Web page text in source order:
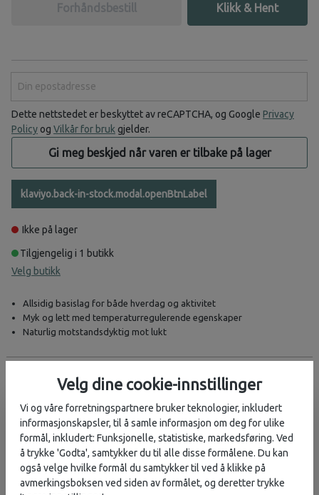
Forhåndsbestill Klikk & Hent
Dette nettstedet er beskyttet av reCAPTCHA, og Google Privacy
Policy og Vilkår for bruk gjelder.
Gi meg beskjed når varen er tilbake på lager
klaviyo.back-in-stock.modal.openBtnLabel
Ikke på lager
Tilgjengelig i 1 butikk
Velg butikk
Allsidig basislag for både hverdag og aktivitet
Myk og lett med temperaturregulerende egenskaper
Naturlig motstandsdyktig mot lukt
Beskrivelse
Longsleeve i 100% merinoull for herre.
En klassisk og allsidiglangermet T-skjorte i 100 % merinoull,
perfekt som basislag året rundt. Den myke, lette og pustende
ullfiberen holder deg varm når det er kaldt, og kjølig når det er
varmt, samtidig som den naturlig motstår lukt.
Velg dine cookie-innstillinger
Vi og våre forretningspartnere bruker teknologier, inkludert
informasjonskapsler, til å samle informasjon om deg for ulike
formål, inkludert: Funksjonelle, statistiske, markedsføring. Ved
å trykke 'Godta', samtykker du til alle disse formålene. Du kan
også velge hvilke formål du samtykker til ved å klikke på
avmerkingsboksen ved siden av formålet, og deretter trykke